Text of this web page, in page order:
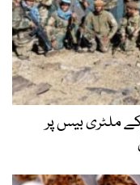
کے ملٹری بیس پر